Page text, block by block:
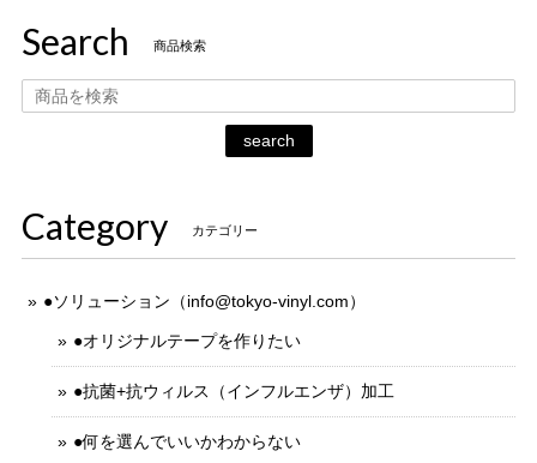
Search 商品検索
search
Category カテゴリー
●ソリューション（info@tokyo-vinyl.com）
●オリジナルテープを作りたい
●抗菌+抗ウィルス（インフルエンザ）加工
●何を選んでいいかわからない